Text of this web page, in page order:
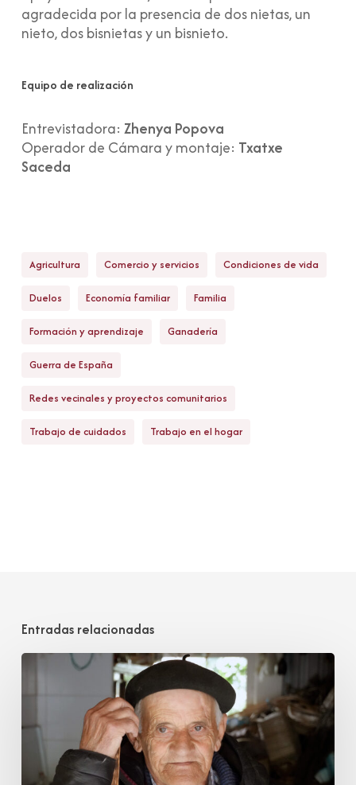
agradecida por la presencia de dos nietas, un
nieto, dos bisnietas y un bisnieto.
Equipo de realización
Entrevistadora: Zhenya Popova
Operador de Cámara y montaje: Txatxe
Saceda
Agricultura Comercio y servicios Condiciones de vida
Duelos Economía familiar Familia
Formación y aprendizaje Ganadería
Guerra de España
Redes vecinales y proyectos comunitarios
Trabajo de cuidados Trabajo en el hogar
Entradas relacionadas
Tomás